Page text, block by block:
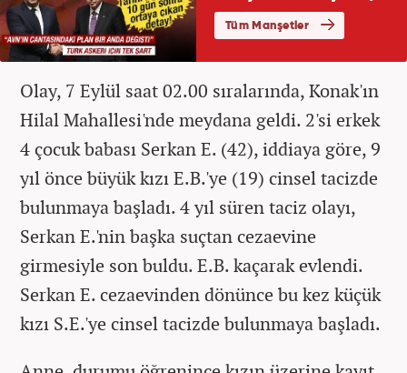
Olay, 7 Eylül saat 02.00 sıralarında, Konak'ın
Hilal Mahallesi'nde meydana geldi. 2'si erkek
4 çocuk babası Serkan E. (42), iddiaya göre, 9
yıl önce büyük kızı E.B.'ye (19) cinsel tacizde
bulunmaya başladı. 4 yıl süren taciz olayı,
Serkan E.'nin başka suçtan cezaevine
girmesiyle son buldu. E.B. kaçarak evlendi.
Serkan E. cezaevinden dönünce bu kez küçük
kızı S.E.'ye cinsel tacizde bulunmaya başladı.